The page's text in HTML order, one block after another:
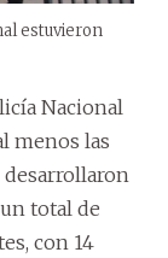
estuvieron
Nacional
menos las
desarrollaron
total de
con 14